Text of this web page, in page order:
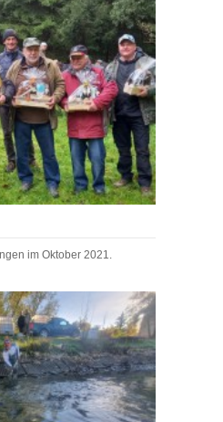
im Oktober 2021.